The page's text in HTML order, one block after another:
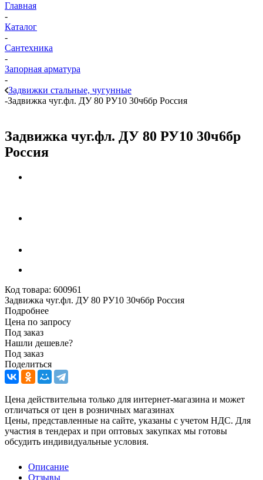
Главная
-
Каталог
-
Сантехника
-
Запорная арматура
-
Задвижки стальные, чугунные
-Задвижка чуг.фл. ДУ 80 РУ10 30ч6бр Россия
Задвижка чуг.фл. ДУ 80 РУ10 30ч6бр
Россия
Код товара: 600961
Задвижка чуг.фл. ДУ 80 РУ10 30ч6бр Россия
Подробнее
Цена по запросу
Под заказ
Нашли дешевле?
Под заказ
Поделиться
Цена действительна только для интернет-магазина и может
отличаться от цен в розничных магазинах
Цены, представленные на сайте, указаны с учетом НДС. Для
участия в тендерах и при оптовых закупках мы готовы
обсудить индивидуальные условия.
Описание
Отзывы